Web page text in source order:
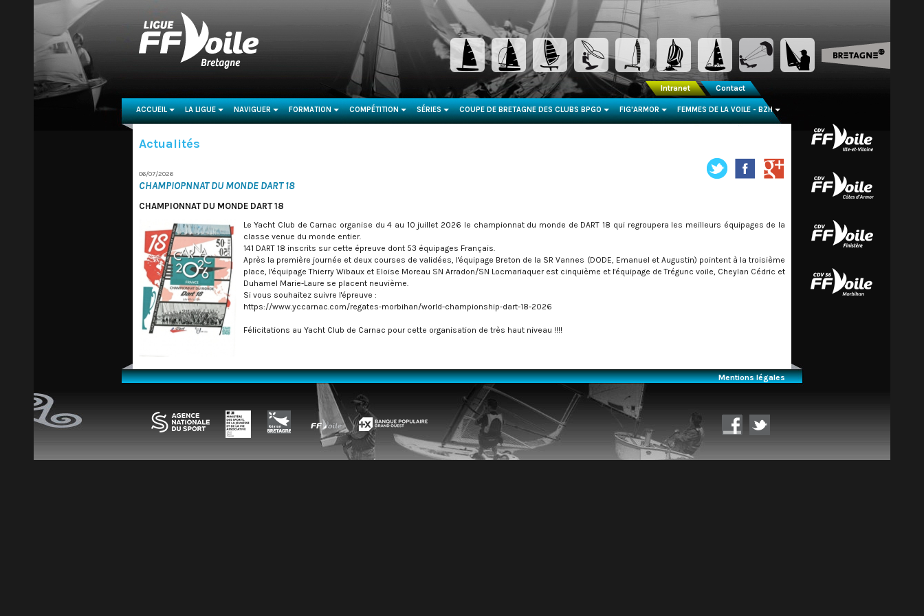
Actualités
06/07/2026
CHAMPIOPNNAT DU MONDE DART 18
CHAMPIONNAT DU MONDE DART 18
Le Yacht Club de Carnac organise du 4 au 10 juillet 2026 le championnat du monde de DART 18 qui regroupera les meilleurs équipages de la
classe venue du monde entier.
141 DART 18 inscrits sur cette épreuve dont 53 équipages Français.
Après la première journée et deux courses de validées, l'équipage Breton de la SR Vannes (DODE, Emanuel et Augustin) pointent à la troisième
place, l'équipage Thierry Wibaux et Eloise Moreau SN Arradon/SN Locmariaquer est cinquième et l'équipage de Trégunc voile, Cheylan Cédric et
Duhamel Marie-Laure se placent neuvième.
Si vous souhaitez suivre l'épreuve :
https://www.yccarnac.com/regates-morbihan/world-championship-dart-18-2026
Félicitations au Yacht Club de Carnac pour cette organisation de très haut niveau !!!!
Mentions légales
Contact
Intranet
ACCUEIL
...
LA LIGUE
...
NAVIGUER
...
FORMATION
...
COMPÉTITION
...
SÉRIES
...
COUPE DE BRETAGNE DES CLUBS BPGO
...
FIG'ARMOR
...
FEMMES DE LA VOILE - BZH
...